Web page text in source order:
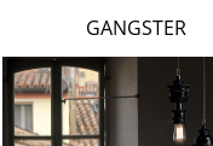
GANGSTER